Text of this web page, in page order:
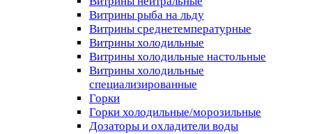
Витрины рыба на льду
Витрины среднетемпературные
Витрины холодильные
Витрины холодильные настольные
Витрины холодильные
специализированные
Горки
Горки холодильные/морозильные
Дозаторы и охладители воды